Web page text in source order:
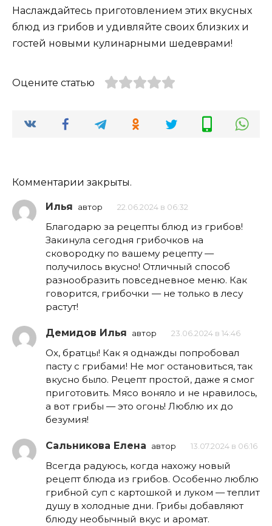
Наслаждайтесь приготовлением этих вкусных
блюд из грибов и удивляйте своих близких и
гостей новыми кулинарными шедеврами!
Оцените статью
Комментарии закрыты.
Илья автор 22.06.2024 в 06:32
Благодарю за рецепты блюд из грибов!
Закинула сегодня грибочков на
сковородку по вашему рецепту —
получилось вкусно! Отличный способ
разнообразить повседневное меню. Как
говорится, грибочки — не только в лесу
растут!
Демидов Илья автор 23.06.2024 в 14:46
Ох, братцы! Как я однажды попробовал
пасту с грибами! Не мог остановиться, так
вкусно было. Рецепт простой, даже я смог
приготовить. Мясо воняло и не нравилось,
а вот грибы — это огонь! Люблю их до
безумия!
Сальникова Елена автор 13.07.2024 в 06:16
Всегда радуюсь, когда нахожу новый
рецепт блюда из грибов. Особенно люблю
грибной суп с картошкой и луком — теплит
душу в холодные дни. Грибы добавляют
блюду необычный вкус и аромат.